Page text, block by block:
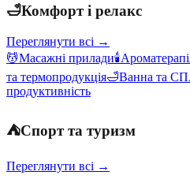
🛁Комфорт і релакс
Переглянути всі →
💆Масажні прилади🕯️
та термопродукція🛁Ванна та
продуктивність
⛺Спорт та туризм
Переглянути всі →